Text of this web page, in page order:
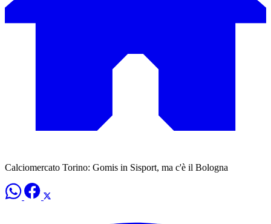
Calciomercato Torino: Gomis in Sisport, ma c'è il Bologna